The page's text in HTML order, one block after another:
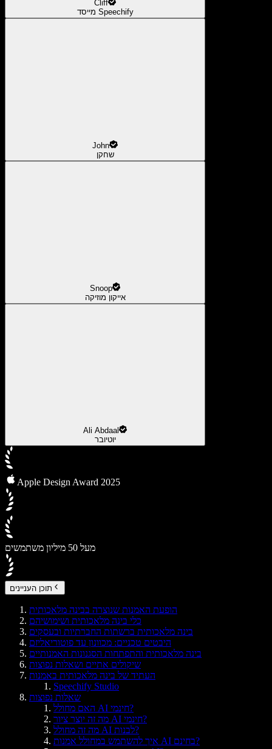
Cliff
מייסד Speechify
John
שחקן
Snoop
אייקון מוזיקה
Ali Abdaal
יוטיובר
Apple Design Award 2025
מעל 50 מיליון משתמשים
תוכן העניינים
הופעת האמנות שנוצרה בבינה מלאכותית
כלי בינה מלאכותית ושימושיהם
בינה מלאכותית ברשתות החברתיות ובעסקים
היבטים טכניים: מכוונון עד פוטוריאליזם
בינה מלאכותית והתפתחות הסגנונות האמנותיים
שיקולים אתיים ושאלות נפוצות
העתיד של בינה מלאכותית באמנות
Speechify Studio
שאלות נפוצות
האם מחולל AI חינמי?
מה זה יוצר ציור AI חינמי?
מה זה מחולל AI לבנות?
איך להשתמש במחולל אמנות AI בחינם?